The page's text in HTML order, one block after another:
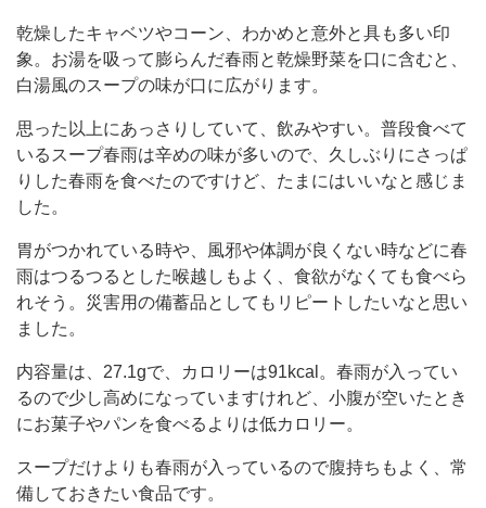
プ
春
が
野
菜
も
摂
れ
そ
う
で
い
い
な
乾燥したキャベツやコーン、わかめと意外と具も多い印
象。お湯を吸って膨らんだ春雨と乾燥野菜を口に含むと、
白湯風のスープの味が口に広がります。
思った以上にあっさりしていて、飲みやすい。普段食べて
いるスープ春雨は辛めの味が多いので、久しぶりにさっぱ
りした春雨を食べたのですけど、たまにはいいなと感じま
した。
胃がつかれている時や、風邪や体調が良くない時などに春
雨はつるつるとした喉越しもよく、食欲がなくても食べら
れそう。災害用の備蓄品としてもリピートしたいなと思い
ました。
内容量は、27.1gで、カロリーは91kcal。春雨が入ってい
るので少し高めになっていますけれど、小腹が空いたとき
にお菓子やパンを食べるよりは低カロリー。
スープだけよりも春雨が入っているので腹持ちもよく、常
備しておきたい食品です。